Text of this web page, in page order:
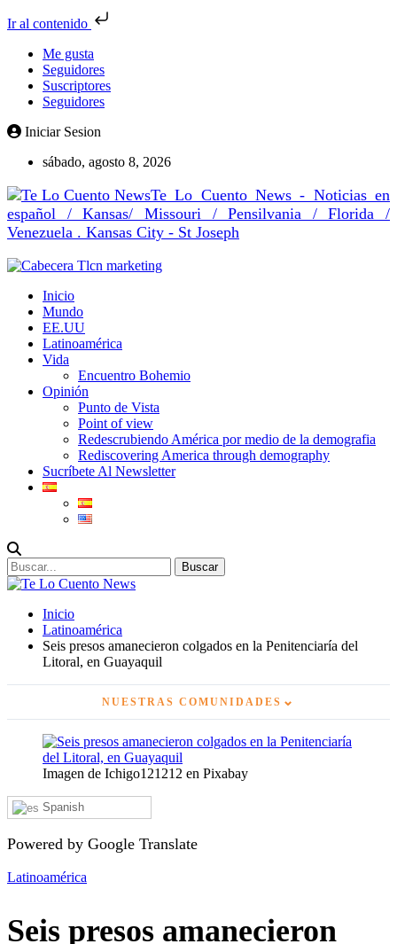
Ir al contenido
Me gusta
Seguidores
Suscriptores
Seguidores
Iniciar Sesion
sábado, agosto 8, 2026
Te Lo Cuento News - Noticias en
español / Kansas/ Missouri / Pensilvania / Florida /
Venezuela . Kansas City - St Joseph
Inicio
Mundo
EE.UU
Latinoamérica
Vida
Encuentro Bohemio
Opinión
Punto de Vista
Point of view
Redescrubiendo América por medio de la demografia
Rediscovering America through demography
Sucríbete Al Newsletter
Inicio
Latinoamérica
Seis presos amanecieron colgados en la Penitenciaría del
Litoral, en Guayaquil
NUESTRAS COMUNIDADES ⌄
Imagen de Ichigo121212 en Pixabay
Spanish
Powered by Google Translate
Latinoamérica
Seis presos amanecieron